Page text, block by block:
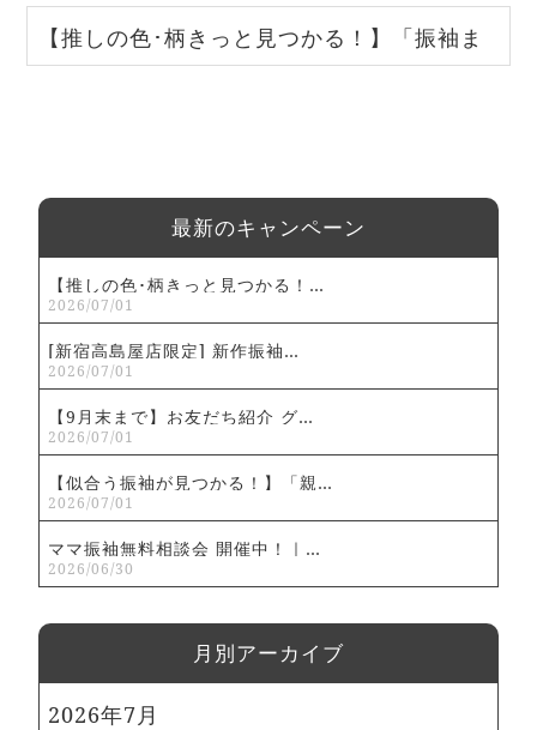
【推しの色･柄きっと見つかる！】「振袖ま
最新のキャンペーン
【推しの色･柄きっと見つかる！…
2026/07/01
[新宿高島屋店限定] 新作振袖…
2026/07/01
【9月末まで】お友だち紹介 グ…
2026/07/01
【似合う振袖が見つかる！】「親…
2026/07/01
ママ振袖無料相談会 開催中！｜…
2026/06/30
⽉別アーカイブ
2026年7月